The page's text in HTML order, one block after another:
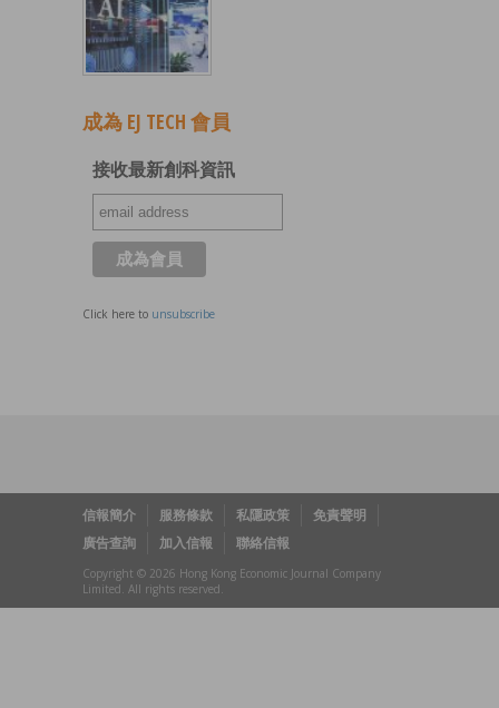
成為 EJ TECH 會員
接收最新創科資訊
Click here to unsubscribe
信報簡介 服務條款 私隱政策
免責聲明
廣告查詢
加入信報 聯絡信報
Copyright © 2026 Hong Kong Economic Journal Company
Limited. All rights reserved.